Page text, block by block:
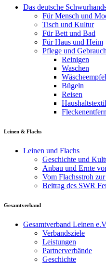
Das deutsche
Für Mensch und
Tisch und Kultur
Für Bett und Bad
Für Haus und Heim
Pflege und Gebrauch
Reinigen
Waschen
Bügeln
Reisen
Leinen & Flachs
Leinen und Flachs
Geschichte und
Anbau und Ernte
Vom Flachsstroh zur
Beitrag des SWR
Gesamtverband
Gesamtverband Leinen
Verbandsziele
Leistungen
Partnerverbände
Geschichte